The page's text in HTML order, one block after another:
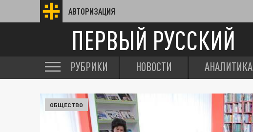
АВТОРИЗАЦИЯ
ПЕРВЫЙ РУССКИЙ
РУБРИКИ НОВОСТИ АНАЛИТИКА
ОБЩЕСТВО